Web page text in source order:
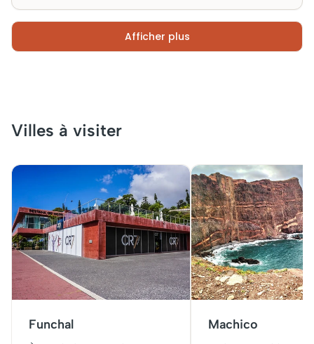
Afficher plus
Villes à visiter
Funchal Machico